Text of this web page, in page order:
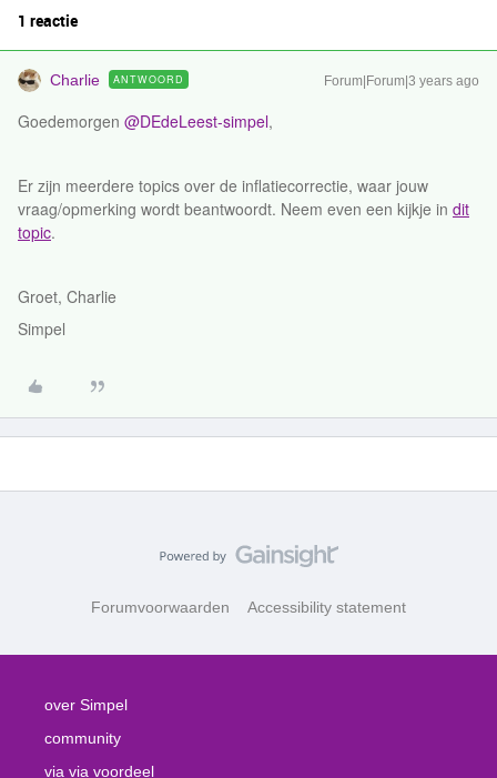
1 reactie
Charlie ANTWOORD Forum|Forum|3 years ago
Goedemorgen @DEdeLeest-simpel,
Er zijn meerdere topics over de inflatiecorrectie, waar jouw
vraag/opmerking wordt beantwoordt. Neem even een kijkje in dit
topic.
Groet, Charlie
Simpel
Forumvoorwaarden Accessibility statement
over Simpel
community
via via voordeel